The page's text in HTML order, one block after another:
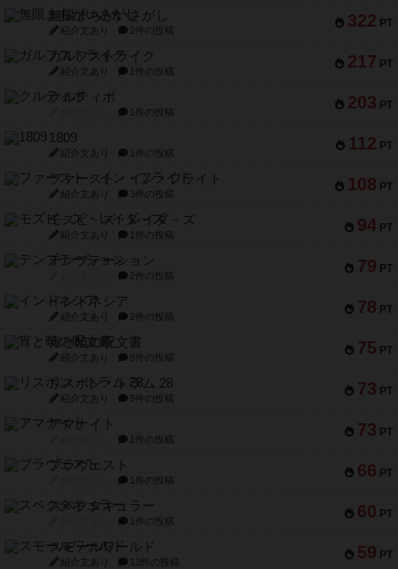
322 PT
無限まちがいさがし
紹介文あり 2件の投稿
217 PT
ガルフストライク
紹介文あり 1件の投稿
203 PT
クルティボ
1件の投稿
112 PT
1809
紹介文あり 1件の投稿
108 PT
ファースト・イン・フライト
紹介文あり 3件の投稿
94 PT
モズビ－ズ・レイダ－ズ
紹介文あり 1件の投稿
79 PT
テンプテーション
2件の投稿
78 PT
インドネシア
紹介文あり 2件の投稿
75 PT
宵と暁の呪文書
紹介文あり 8件の投稿
73 PT
リスボン・トラム 28
紹介文あり 9件の投稿
73 PT
アマナイト
1件の投稿
66 PT
ブラヴェスト
1件の投稿
60 PT
スペクタキュラー
1件の投稿
59 PT
スモールワールド
紹介文あり 13件の投稿